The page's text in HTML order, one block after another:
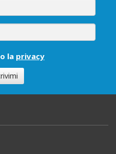
la privacy